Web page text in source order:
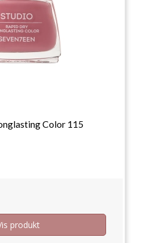
Color 115
produkt